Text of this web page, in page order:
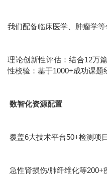
我们配备临床医学、肿瘤学
理论创新性评估：结合12万
性校验：基于1000+成功课
数智化资源配置
覆盖6大技术平台50+检测项
急性肾损伤/肺纤维化等